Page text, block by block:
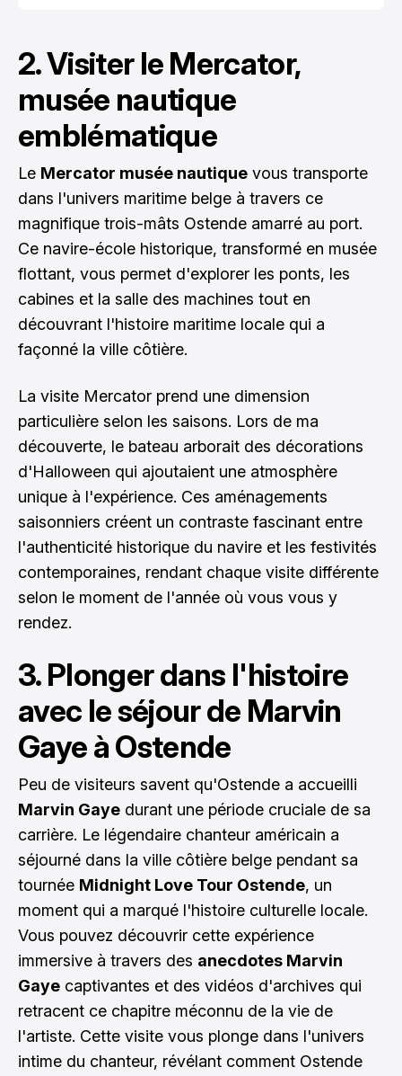
2. Visiter le Mercator,
musée nautique
emblématique
Le Mercator musée nautique vous transporte
dans l'univers maritime belge à travers ce
magnifique trois-mâts Ostende amarré au port.
Ce navire-école historique, transformé en musée
flottant, vous permet d'explorer les ponts, les
cabines et la salle des machines tout en
découvrant l'histoire maritime locale qui a
façonné la ville côtière.
La visite Mercator prend une dimension
particulière selon les saisons. Lors de ma
découverte, le bateau arborait des décorations
d'Halloween qui ajoutaient une atmosphère
unique à l'expérience. Ces aménagements
saisonniers créent un contraste fascinant entre
l'authenticité historique du navire et les festivités
contemporaines, rendant chaque visite différente
selon le moment de l'année où vous vous y
rendez.
3. Plonger dans l'histoire
avec le séjour de Marvin
Gaye à Ostende
Peu de visiteurs savent qu'Ostende a accueilli
Marvin Gaye durant une période cruciale de sa
carrière. Le légendaire chanteur américain a
séjourné dans la ville côtière belge pendant sa
tournée Midnight Love Tour Ostende, un
moment qui a marqué l'histoire culturelle locale.
Vous pouvez découvrir cette expérience
immersive à travers des anecdotes Marvin
Gaye captivantes et des vidéos d'archives qui
retracent ce chapitre méconnu de la vie de
l'artiste. Cette visite vous plonge dans l'univers
intime du chanteur, révélant comment Ostende